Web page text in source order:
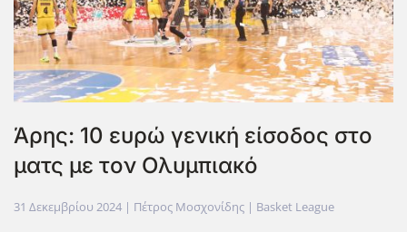
Άρης: 10 ευρώ γενική είσοδος στο
ματς με τον Ολυμπιακό
31 Δεκεμβρίου 2024 | Πέτρος Μοσχονίδης | Basket League